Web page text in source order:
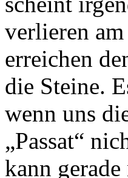
verlieren
erreichen
die Steine.
wenn uns
„Passat“
kann